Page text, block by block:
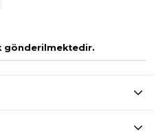
gönderilmektedir.